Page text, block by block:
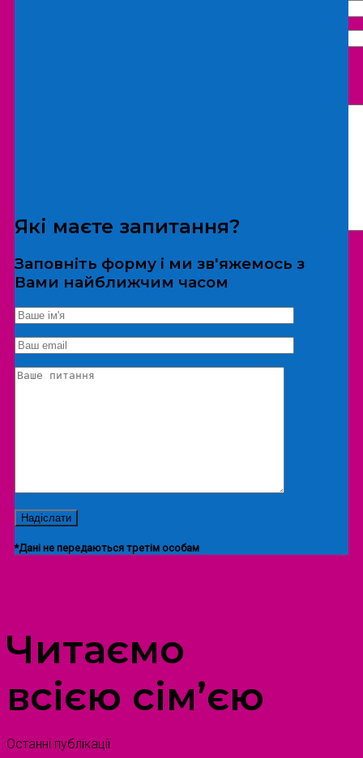
*Дані не передаються третім особам
Екскурсія/локація
Які маєте запитання?
Заповніть форму і ми зв'яжемось з
Вами найближчим часом
*Дані не передаються третім особам
Читаємо
всією сім’єю
Останні публікації